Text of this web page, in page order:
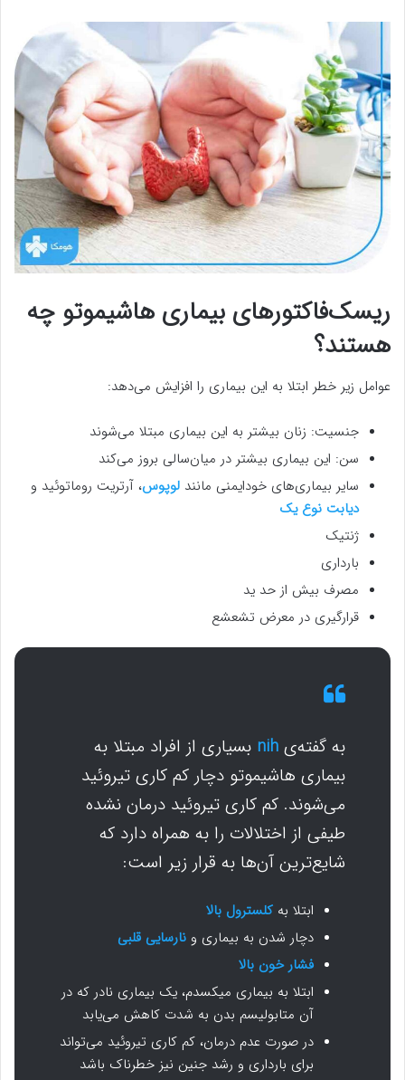
ریسک‌فاکتورهای بیماری هاشیموتو چه
هستند؟
عوامل زیر خطر ابتلا به این بیماری را افزایش می‌دهد:
جنسیت: زنان بیشتر به این بیماری مبتلا می‌شوند
سن: این بیماری بیشتر در میان‌سالی بروز می‌کند
سایر بیماری‌های خودایمنی مانند لوپوس، آرتریت روماتوئید و
دیابت نوع یک
ژنتیک
بارداری
مصرف بیش از حد ید
قرارگیری در معرض تشعشع
به گفته‌ی nih بسیاری از افراد مبتلا به
بیماری هاشیموتو دچار کم کاری تیروئید
می‌شوند. کم کاری تیروئید درمان نشده
طیفی از اختلالات را به همراه دارد که
شایع‌ترین آن‌ها به قرار زیر است:
ابتلا به کلسترول بالا
دچار شدن به بیماری و نارسایی قلبی
فشار خون بالا
ابتلا به بیماری میکسدم، یک بیماری نادر که در
آن متابولیسم بدن به شدت کاهش می‌یابد
در صورت عدم درمان، کم کاری تیروئید می‌تواند
برای بارداری و رشد جنین نیز خطرناک باشد